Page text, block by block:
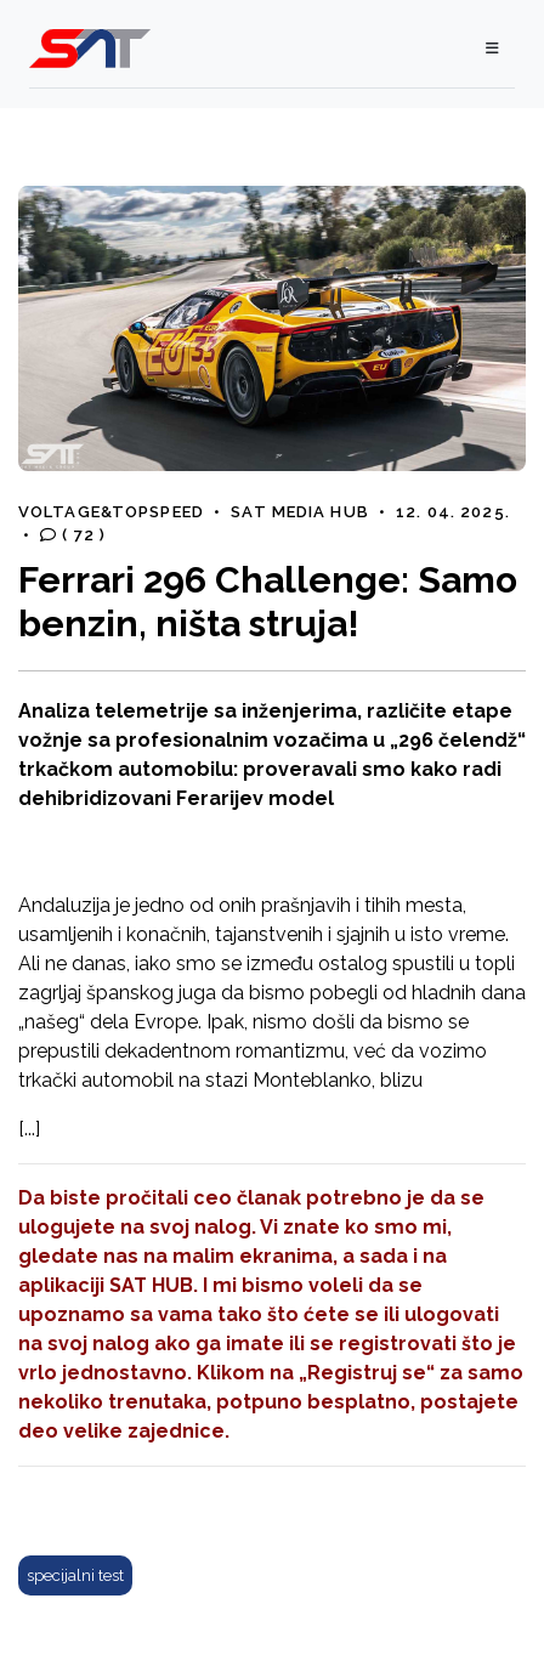
VOLTAGE&TOPSPEED • SAT MEDIA HUB •
12. 04. 2025.
•
( 72 )
Ferrari 296 Challenge: Samo
benzin, ništa struja!
Analiza telemetrije sa inženjerima, različite etape
vožnje sa profesionalnim vozačima u „296 čelendž“
trkačkom automobilu: proveravali smo kako radi
dehibridizovani Ferarijev model
Andaluzija je jedno od onih prašnjavih i tihih mesta,
usamljenih i konačnih, tajanstvenih i sjajnih u isto vreme.
Ali ne danas, iako smo se između ostalog spustili u topli
zagrljaj španskog juga da bismo pobegli od hladnih dana
„našeg“ dela Evrope. Ipak, nismo došli da bismo se
prepustili dekadentnom romantizmu, već da vozimo
trkački automobil na stazi Monteblanko, blizu
[...]
Da biste pročitali ceo članak potrebno je da se
ulogujete na svoj nalog. Vi znate ko smo mi,
gledate nas na malim ekranima, a sada i na
aplikaciji SAT HUB. I mi bismo voleli da se
upoznamo sa vama tako što ćete se ili ulogovati
na svoj nalog ako ga imate ili se registrovati što je
vrlo jednostavno. Klikom na „Registruj se“ za samo
nekoliko trenutaka, potpuno besplatno, postajete
deo velike zajednice.
specijalni test